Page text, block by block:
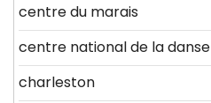
centre du marais
centre national de la danse
charleston